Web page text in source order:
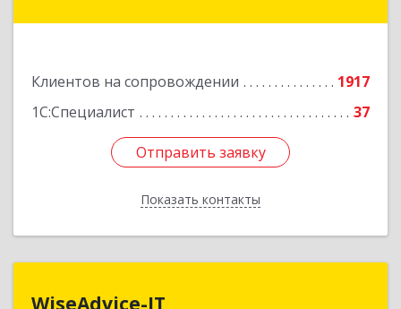
Клиентов на сопровождении
1917
1С:Специалист
37
Отправить заявку
Показать контакты
Отправить заявку
Назад
WiseAdvice-IT